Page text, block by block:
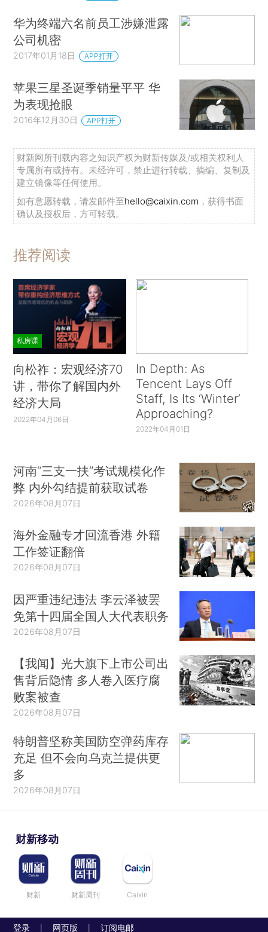
华为终端六名前员工涉嫌泄露
公司机密
2017年01月18日 APP打开
苹果三星圣诞季销量平平 华
为表现抢眼
2016年12月30日 APP打开
财新网所刊载内容之知识产权为财新传媒及/或相关权利人
专属所有或持有。未经许可，禁止进行转载、摘编、复制及
建立镜像等任何使用。
如有意愿转载，请发邮件至hello@caixin.com ，获得书面
确认及授权后，方可转载。
推荐阅读
私房课
向松祚：宏观经济70
讲，带你了解国内外
经济大局
2022年04月06日
In Depth: As
Tencent Lays Off
Staff, Is Its ‘Winter’
Approaching?
2022年04月01日
河南“三支一扶”考试规模化作
弊 内外勾结提前获取试卷
2026年08月07日
海外金融专才回流香港 外籍
工作签证翻倍
2026年08月07日
因严重违纪违法 李云泽被罢
免第十四届全国人大代表职务
2026年08月07日
【我闻】光大旗下上市公司出
售背后隐情 多人卷入医疗腐
败案被查
2026年08月07日
特朗普坚称美国防空弹药库存
充足 但不会向乌克兰提供更
多
2026年08月07日
财新移动
财新 财新周刊 Caixin
登录 网页版 订阅电邮